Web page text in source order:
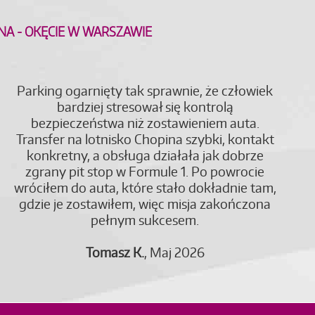
- OKĘCIE W WARSZAWIE
Parking ogarnięty tak sprawnie, że człowiek
bardziej stresował się kontrolą
bezpieczeństwa niż zostawieniem auta.
Transfer na lotnisko Chopina szybki, kontakt
konkretny, a obsługa działała jak dobrze
zgrany pit stop w Formule 1. Po powrocie
wróciłem do auta, które stało dokładnie tam,
gdzie je zostawiłem, więc misja zakończona
pełnym sukcesem.
Tomasz K., Maj 2026